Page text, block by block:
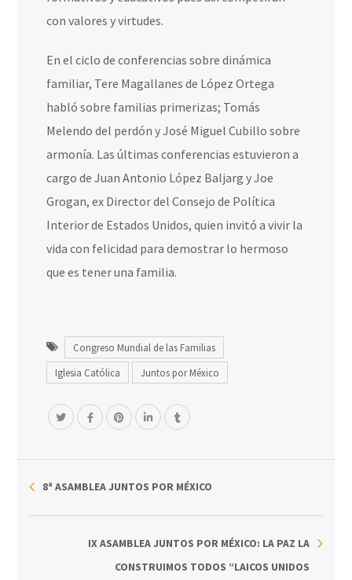
con valores y virtudes.
En el ciclo de conferencias sobre dinámica
familiar, Tere Magallanes de López Ortega
habló sobre familias primerizas; Tomás
Melendo del perdón y José Miguel Cubillo sobre
armonía. Las últimas conferencias estuvieron a
cargo de Juan Antonio López Baljarg y Joe
Grogan, ex Director del Consejo de Política
Interior de Estados Unidos, quien invitó a vivir la
vida con felicidad para demostrar lo hermoso
que es tener una familia.
Congreso Mundial de las Familias
Iglesia Católica
Juntos por México
8ª ASAMBLEA JUNTOS POR MÉXICO
IX ASAMBLEA JUNTOS POR MÉXICO: LA PAZ LA
CONSTRUIMOS TODOS “LAICOS UNIDOS